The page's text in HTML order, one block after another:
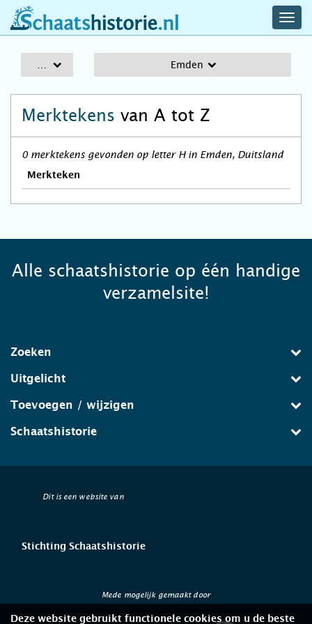
schaatshistorie.nl
Emden
Merktekens van A tot Z
0 merktekens gevonden op letter H in Emden, Duitsland
Merkteken
Alle schaatshistorie op één handige
verzamelsite!
Zoeken
Uitgelicht
Toevoegen / wijzigen
Schaatshistorie
Dit is een website van
Stichting Schaatshistorie
Mede mogelijk gemaakt door
Deze website gebruikt functionele cookies om u de beste